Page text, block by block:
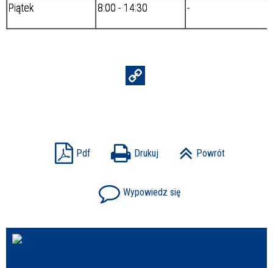
Piątek 8:00 - 14:30 -
Pdf Drukuj Powrót
Wypowiedz się